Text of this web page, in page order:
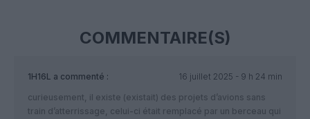
COMMENTAIRE(S)
1H16L a commenté :
16 juillet 2025 - 9 h 24 min
curieusement, il existe (existait) des projets d’avions sans
train d’atterrissage, celui-ci était remplacé par un berceau qui